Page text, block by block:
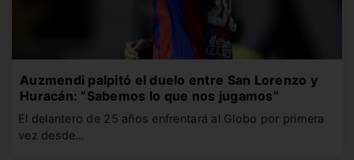
Auzmendi palpitó el duelo entre San Lorenzo y
Huracán: “Sabemos lo que nos jugamos”
El delantero de 25 años enfrentará al Globo por primera
vez desde…